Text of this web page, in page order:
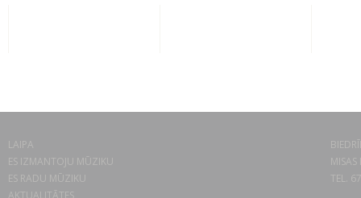
LAIPA
ES IZMANTOJU MŪZIKU
ES RADU MŪZIKU
TEL.